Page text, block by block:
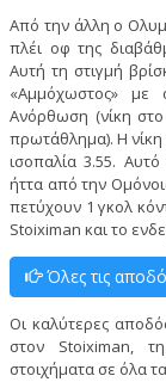
Από την άλλη ο
πλέι οφ της
Αυτή τη στιγμή
«Αμμόχωστος» με
Ανόρθωση (νίκη
πρωτάθλημα). Η νίκη
ισοπαλία 3.55.
ήττα από την
πετύχουν 1 γκολ
Stoiximan και το
Όλες τις
Οι καλύτερες
στον Stoiximan,
στοιχήματα σε όλα